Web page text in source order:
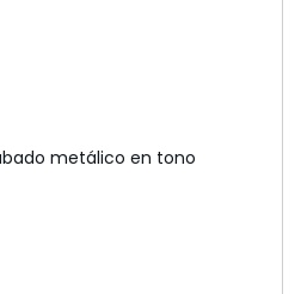
metálico en tono